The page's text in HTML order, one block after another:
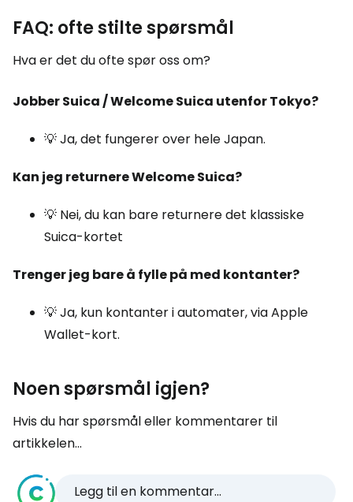
FAQ: ofte stilte spørsmål
Hva er det du ofte spør oss om?
Jobber Suica / Welcome Suica utenfor Tokyo?
💡 Ja, det fungerer over hele Japan.
Kan jeg returnere Welcome Suica?
💡 Nei, du kan bare returnere det klassiske
Suica-kortet
Trenger jeg bare å fylle på med kontanter?
💡 Ja, kun kontanter i automater, via Apple
Wallet-kort.
Noen spørsmål igjen?
Hvis du har spørsmål eller kommentarer til
artikkelen...
Legg til en kommentar...